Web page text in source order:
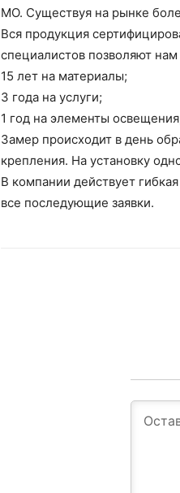
МО. Существуя на рынке
Вся продукция
специалистов позволяют
15 лет на материалы;
3 года на услуги;
1 год на элементы
Замер происходит в день
крепления. На установку
В компании действует
все последующие заявки.